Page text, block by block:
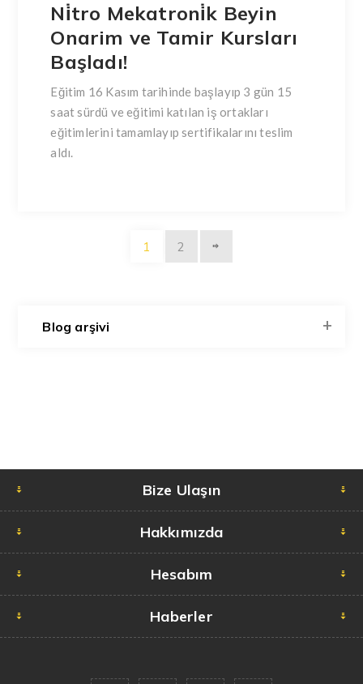
Ni̇tro Mekatroni̇k Beyin
Onarim ve Tamir Kursları
Başladı!
Eğitim 16 Kasım tarihinde başlayıp 3 gün 15
saat sürdü ve eğitimi katılan iş ortakları
eğitimlerini tamamlayıp sertifikalarını teslim
aldı.
1 2
Blog arşivi
Bize Ulaşın
Hakkımızda
Hesabım
Haberler